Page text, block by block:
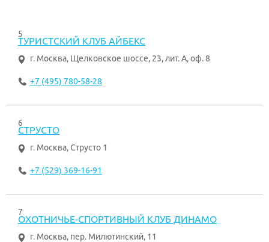
5
ТУРИСТСКИЙ КЛУБ АЙБЕКС
г. Москва, Щелковское шоссе, 23, лит. А, оф. 8
+7 (495) 780-58-28
6
СТРУСТО
г. Москва, Струсто 1
+7 (529) 369-16-91
7
ОХОТНИЧЬЕ-СПОРТИВНЫЙ КЛУБ ДИНАМО
г. Москва, пер. Милютинский, 11